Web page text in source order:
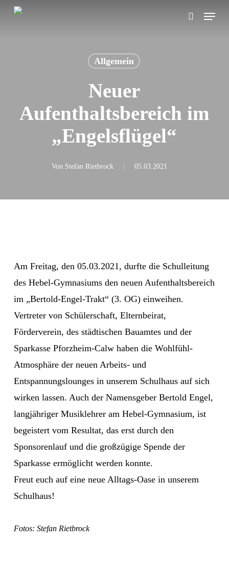
Skip
search
Menu
Allgemein
Neuer
Aufenthaltsbereich im
„Engelsflügel“
Von Stefan Rietbrock 05.03.2021
Am Freitag, den 05.03.2021, durfte die Schulleitung
des Hebel-Gymnasiums den neuen Aufenthaltsbereich
im „Bertold-Engel-Trakt“ (3. OG) einweihen.
Vertreter von Schülerschaft, Elternbeirat,
Förderverein, des städtischen Bauamtes und der
Sparkasse Pforzheim-Calw haben die Wohlfühl-
Atmosphäre der neuen Arbeits- und
Entspannungslounges in unserem Schulhaus auf sich
wirken lassen. Auch der Namensgeber Bertold Engel,
langjähriger Musiklehrer am Hebel-Gymnasium, ist
begeistert vom Resultat, das erst durch den
Sponsorenlauf und die großzügige Spende der
Sparkasse ermöglicht werden konnte.
Freut euch auf eine neue Alltags-Oase in unserem
Schulhaus!
Fotos: Stefan Rietbrock